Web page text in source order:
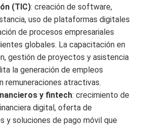
(TIC): creación de software,
uso de plataformas digitales
de procesos empresariales
globales. La capacitación en
gestión de proyectos y asistencia
la generación de empleos
remuneraciones atractivas.
y fintech: crecimiento de
digital, oferta de
y soluciones de pago móvil que